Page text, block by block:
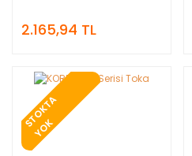
2.165,94 TL
S
T
O
K
T
A
Y
O
K